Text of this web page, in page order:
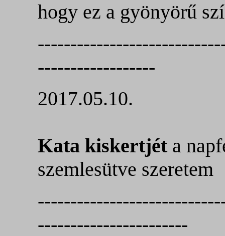
hogy ez a gyönyörű
------------------
2017.05.10.
Kata kiskertjéta
szemlesütve szeretem
-----------------------